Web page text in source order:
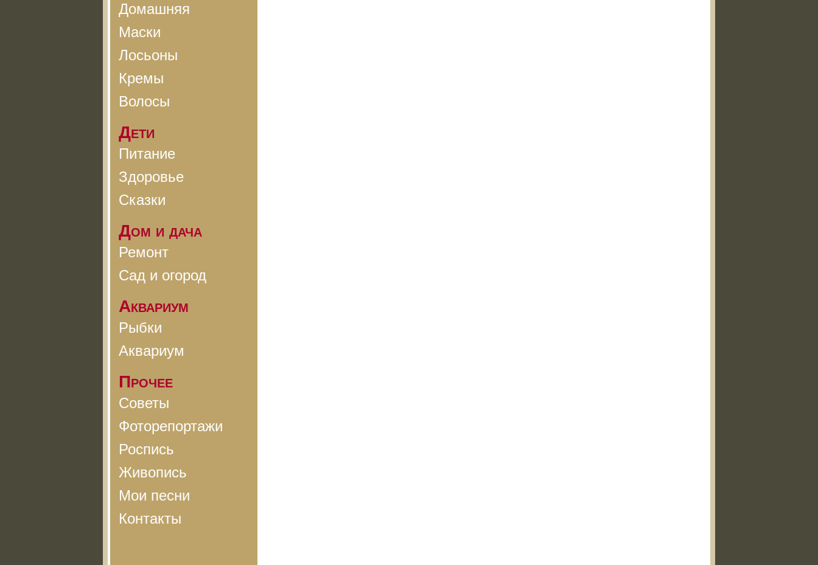
Домашняя
Маски
Лосьоны
Кремы
Волосы
Дети
Питание
Здоровье
Сказки
Дом и дача
Ремонт
Сад и огород
Аквариум
Рыбки
Аквариум
Прочее
Советы
Фоторепортажи
Роспись
Живопись
Мои песни
Контакты